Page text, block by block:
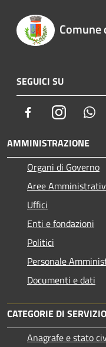
Comune
SEGUICI SU
FacebookInstagram
AMMINISTRAZIONE
Organi di Governo
Aree
Uffici
Enti e fondazioni
Politici
Personale
Documenti e dati
CATEGORIE DI SERVIZIO
Anagrafe e stato